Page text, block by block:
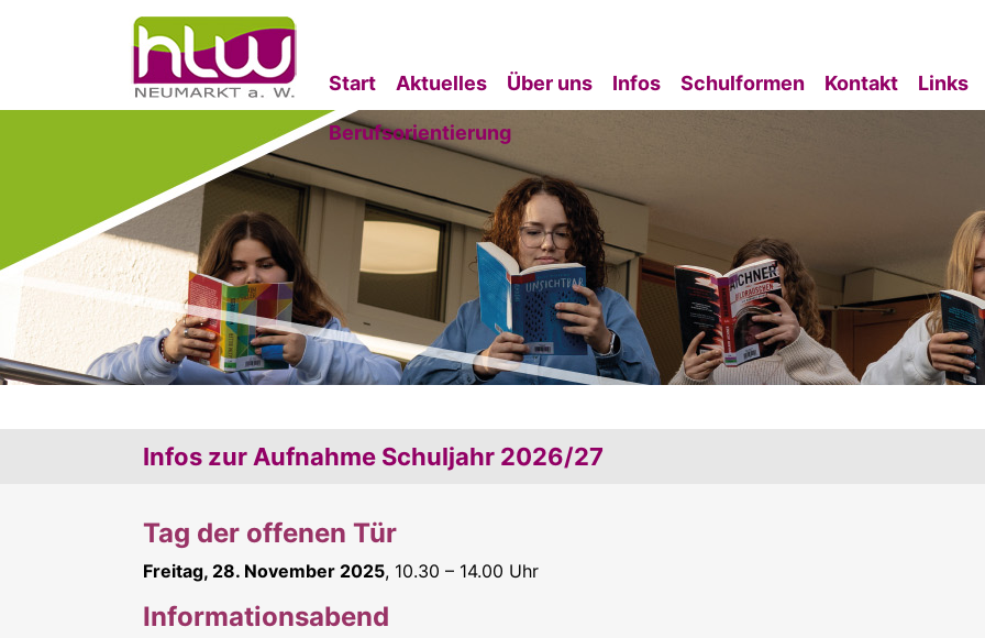
Start Aktuelles Über uns Infos Schulformen Kontakt Links
Berufsorientierung
Infos zur Aufnahme Schuljahr 2026/27
Tag der offenen Tür
Freitag, 28. November 2025, 10.30 – 14.00 Uhr
Informationsabend